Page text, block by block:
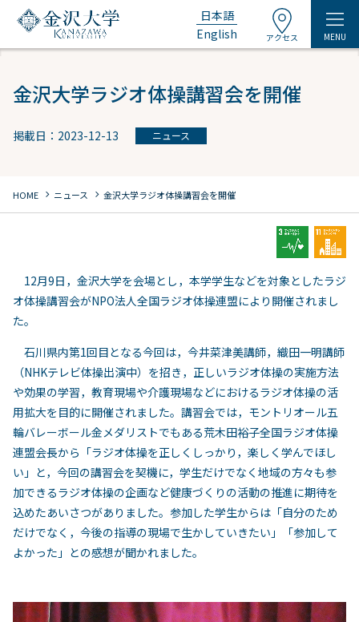
日本語
English
アクセス MENU
金沢大学ラジオ体操講習会を開催
掲載日：2023-12-13 ニュース
HOME chevron_right ニュース chevron_right 金沢大学ラジオ体操講習会を開催
12月9日，金沢大学を会場とし，本学学生などを対象としたラジ
オ体操講習会がNPO法人全国ラジオ体操連盟により開催されまし
た。
石川県内第1回目となる今回は，今井菜津美講師，織田一明講師
（NHKテレビ体操出演中）を招き，正しいラジオ体操の実施方法
や効果の学習，教育現場や介護現場などにおけるラジオ体操の活
用拡大を目的に開催されました。講習会では，モントリオール五
輪バレーボール金メダリストでもある荒木田裕子全国ラジオ体操
連盟会長から「ラジオ体操を正しくしっかり，楽しく学んでほし
い」と，今回の講習会を契機に，学生だけでなく地域の方々も参
加できるラジオ体操の企画など健康づくりの活動の推進に期待を
込めたあいさつがありました。参加した学生からは「自分のため
だけでなく，今後の指導の現場で生かしていきたい」「参加して
よかった」との感想が聞かれました。